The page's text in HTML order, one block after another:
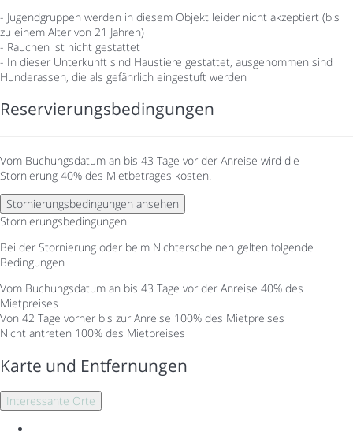
- Jugendgruppen werden in diesem Objekt leider nicht akzeptiert (bis
zu einem Alter von 21 Jahren)
- Rauchen ist nicht gestattet
- In dieser Unterkunft sind Haustiere gestattet, ausgenommen sind
Hunderassen, die als gefährlich eingestuft werden
Reservierungsbedingungen
Vom Buchungsdatum an bis 43 Tage vor der Anreise wird die
Stornierung 40% des Mietbetrages kosten.
Stornierungsbedingungen ansehen
Stornierungsbedingungen
Bei der Stornierung oder beim Nichterscheinen gelten folgende
Bedingungen
Vom Buchungsdatum an bis 43 Tage vor der Anreise 40% des
Mietpreises
Von 42 Tage vorher bis zur Anreise 100% des Mietpreises
Nicht antreten 100% des Mietpreises
Karte und Entfernungen
Interessante Orte